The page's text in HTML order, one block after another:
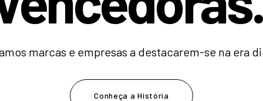
marcas e empresas a destacarem-se na era
Conheça a História